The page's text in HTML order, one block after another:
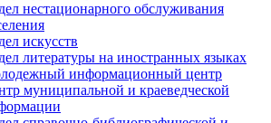
нестационарного обслуживания
искусств
литературы на иностранных языках
информационный центр
муниципальной и краеведческой